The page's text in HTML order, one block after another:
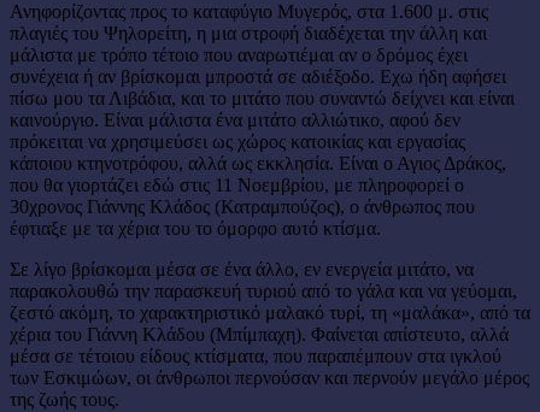
Ανηφορίζοντας προς το καταφύγιο Μυγερός, στα 1.600 μ. στις
πλαγιές του Ψηλορείτη, η μια στροφή διαδέχεται την άλλη και
μάλιστα με τρόπο τέτοιο που αναρωτιέμαι αν ο δρόμος έχει
συνέχεια ή αν βρίσκομαι μπροστά σε αδιέξοδο. Εχω ήδη αφήσει
πίσω μου τα Λιβάδια, και το μιτάτο που συναντώ δείχνει και είναι
καινούργιο. Είναι μάλιστα ένα μιτάτο αλλιώτικο, αφού δεν
πρόκειται να χρησιμεύσει ως χώρος κατοικίας και εργασίας
κάποιου κτηνοτρόφου, αλλά ως εκκλησία. Είναι ο Αγιος Δράκος,
που θα γιορτάζει εδώ στις 11 Νοεμβρίου, με πληροφορεί ο
30χρονος Γιάννης Κλάδος (Κατραμπούζος), ο άνθρωπος που
έφτιαξε με τα χέρια του το όμορφο αυτό κτίσμα.
Σε λίγο βρίσκομαι μέσα σε ένα άλλο, εν ενεργεία μιτάτο, να
παρακολουθώ την παρασκευή τυριού από το γάλα και να γεύομαι,
ζεστό ακόμη, το χαρακτηριστικό μαλακό τυρί, τη «μαλάκα», από τα
χέρια του Γιάννη Κλάδου (Μπίμπαχη). Φαίνεται απίστευτο, αλλά
μέσα σε τέτοιου είδους κτίσματα, που παραπέμπουν στα ιγκλού
των Εσκιμώων, οι άνθρωποι περνούσαν και περνούν μεγάλο μέρος
της ζωής τους.